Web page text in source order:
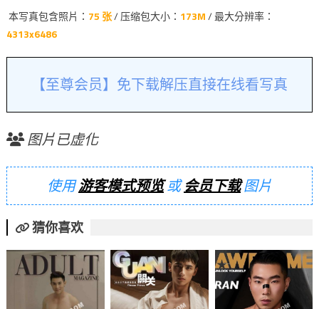
本写真包含照片： 75 张/ 压缩包大小： 173M/ 最大分辨率：
4313x6486
【至尊会员】免下载解压直接在线看写真
图片已虚化
使用游客模式预览或会员下载图片
猜你喜欢